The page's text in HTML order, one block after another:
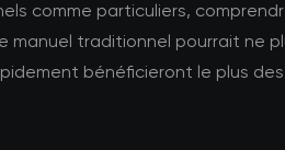
comme particuliers,
manuel traditionnel pourrait ne
bénéficieront le plus